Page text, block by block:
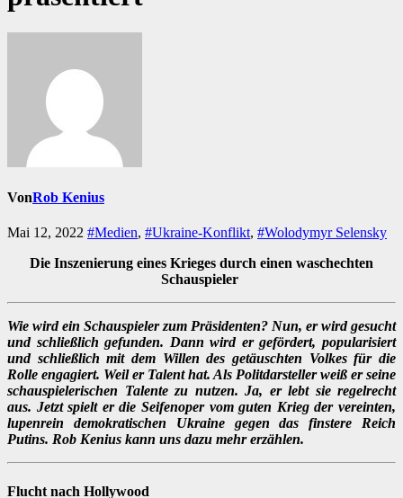
VonRob Kenius
Mai 12, 2022 #Medien, #Ukraine-Konflikt, #Wolodymyr Selensky
Die Inszenierung eines Krieges durch einen waschechten
Schauspieler
Wie wird ein Schauspieler zum Präsidenten? Nun, er wird gesucht
und schließlich gefunden. Dann wird er gefördert, popularisiert
und schließlich mit dem Willen des getäuschten Volkes für die
Rolle engagiert. Weil er Talent hat. Als Politdarsteller weiß er seine
schauspielerischen Talente zu nutzen. Ja, er lebt sie regelrecht
aus. Jetzt spielt er die Seifenoper vom guten Krieg der vereinten,
lupenrein demokratischen Ukraine gegen das finstere Reich
Putins. Rob Kenius kann uns dazu mehr erzählen.
Flucht nach Hollywood